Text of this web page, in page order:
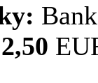
2,50